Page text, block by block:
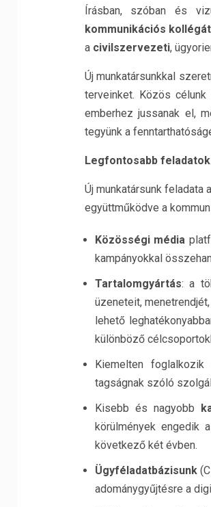
Írásban, szóban és
kommunikációs kollégát
a civilszervezeti,
Új munkatársunkkal
terveinket. Közös
emberhez jussanak el,
tegyünk a
Legfontosabb
Új munkatársunk
együttműködve a
Közösségi média
kampányokkal
Tartalomgyártás: a
üzeneteit,
lehető
különböző
Kiemelten
tagságnak szóló
Kisebb és nagyobb
körülmények engedik
következő két évben.
Ügyféladatbázisunk
adománygyűjtésre a